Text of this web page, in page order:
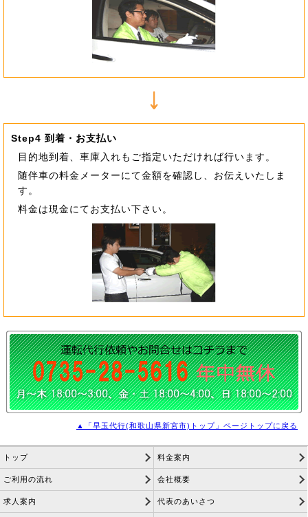
Step4 到着・お支払い
目的地到着、車庫入れもご指定いただければ行います。
随伴車の料金メーターにて金額を確認し、お伝えいたしま
す。
料金は現金にてお支払い下さい。
▲「早玉代行(和歌山県新宮市)トップ」ページトップに戻る
トップ 料金案内
ご利用の流れ 会社概要
求人案内 代表のあいさつ